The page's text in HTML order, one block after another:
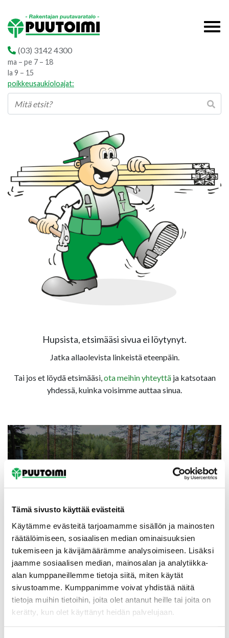
Tämä sivusto käyttää evästeitä
Käytämme evästeitä tarjoamamme sisällön ja mainosten
räätälöimiseen, sosiaalisen median ominaisuuksien
tukemiseen ja kävijämäärämme analysoimiseen. Lisäksi
jaamme sosiaalisen median, mainosalan ja analytiikka-
alan kumppaneillemme tietoja siitä, miten käytät
sivustoamme. Kumppanimme voivat yhdistää näitä
tietoja muihin tietoihin, joita olet antanut heille tai joita on
kerätty, kun olet käyttänyt heidän palvelujaan.
(03) 3142 4300
ma – pe 7 – 18
la 9 – 15
poikkeusaukioloajat:
Hupsista, etsimääsi sivua ei löytynyt.
Jatka allaolevista linkeistä eteenpäin.
Tai jos et löydä etsimääsi,ota meihin yhteyttäja katsotaan
yhdessä, kuinka voisimme auttaa sinua.
Etusivu